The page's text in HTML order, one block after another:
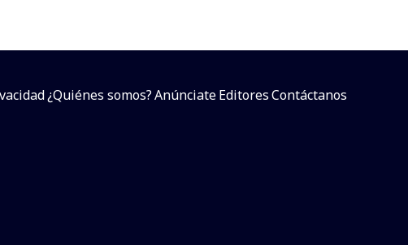
¿Quiénes somos?AnúnciateEditoresContáctanos